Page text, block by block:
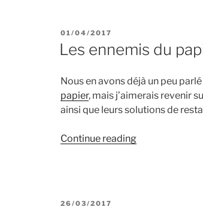
POSTED
ON
01/04/2017
Les ennemis du
Nous en avons déjà un peu
papier, mais j’aimerais revenir
ainsi que leurs solutions de
Continue reading“Les
POSTED
26/03/2017